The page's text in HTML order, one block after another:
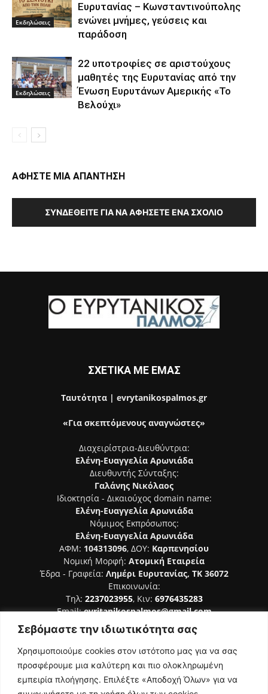
Σεβόμαστε την ιδιωτικότητα σας
Χρησιμοποιούμε cookies στον ιστότοπο μας για να σας
προσφέρουμε μια καλύτερη και πιο ολοκληρωμένη
εμπειρία πλοήγησης. Επιλέξτε «Αποδοχή Όλων» για να
Εκδηλώσεις
Ευρυτανίας – Κωνσταντινούπολης
ενώνει μνήμες, γεύσεις και
παράδοση
Εκδηλώσεις
22 υποτροφίες σε αριστούχους
μαθητές της Ευρυτανίας από την
Ένωση Ευρυτάνων Αμερικής «Το
Βελούχι»
ΑΦΗΣΤΕ ΜΙΑ ΑΠΑΝΤΗΣΗ
ΣΥΝΔΕΘΕΊΤΕ ΓΙΑ ΝΑ ΑΦΉΣΕΤΕ ΈΝΑ ΣΧΌΛΙΟ
ΣΧΕΤΙΚΑ ΜΕ ΕΜΑΣ
Ταυτότητα | evrytanikospalmos.gr
«Για σκεπτόμενους αναγνώστες»
Διαχειρίστρια-Διευθύντρια:
Ελένη-Ευαγγελία Αρωνιάδα
Διευθυντής Σύνταξης:
Γαλάνης Νικόλαος
Ιδιοκτησία - Δικαιούχος domain name:
Ελένη-Ευαγγελία Αρωνιάδα
Νόμιμος Εκπρόσωπος:
Ελένη-Ευαγγελία Αρωνιάδα
ΑΦΜ: 104313096, ΔΟΥ: Καρπενησίου
Νομική Μορφή: Ατομική Εταιρεία
Έδρα - Γραφεία: Λημέρι Ευρυτανίας, ΤΚ 36072
Επικοινωνία:
Τηλ: 2237023955, Κιν: 6976435283
Email:evritanikospalmos@gmail.com
Αριθμός Πιστοποίησης Μ.Η.Τ. 242044